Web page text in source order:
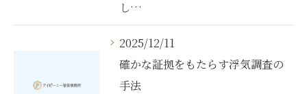
し…
2025/12/11
確かな証拠をもたらす浮気調査の
手法